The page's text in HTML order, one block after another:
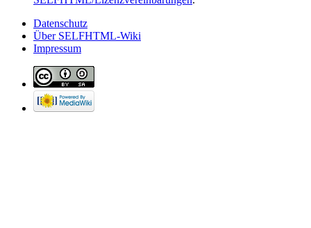
Datenschutz
Über SELFHTML-Wiki
Impressum